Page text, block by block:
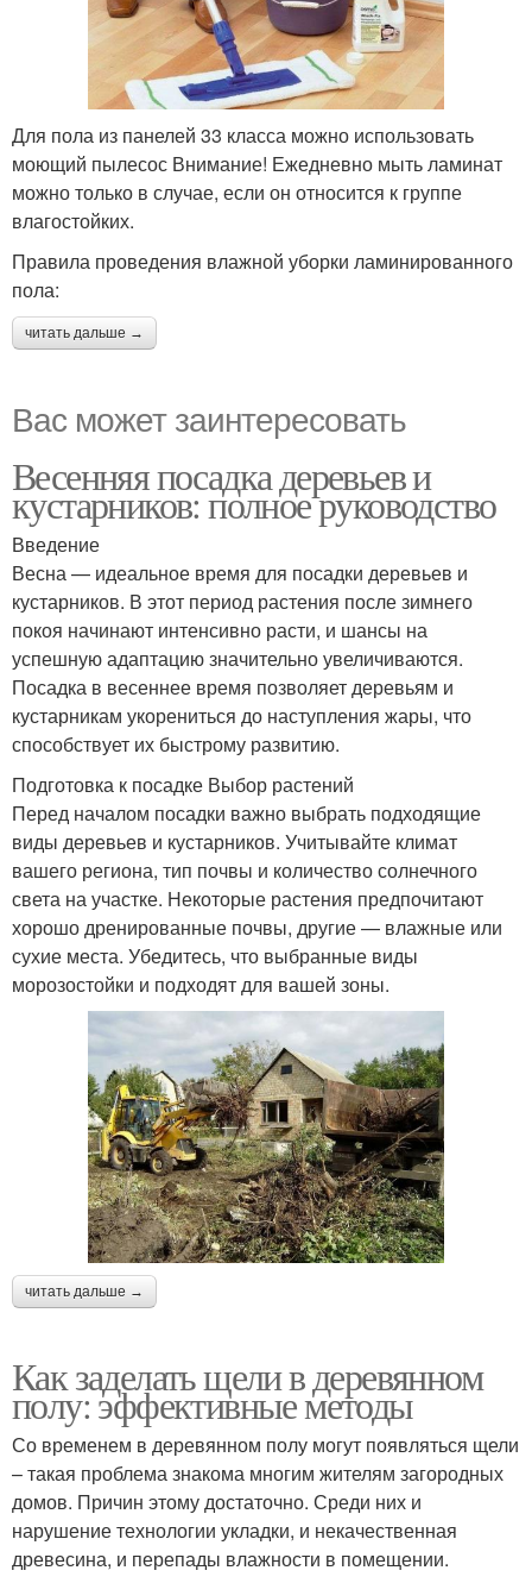
Для пола из панелей 33 класса можно использовать
моющий пылесос Внимание! Ежедневно мыть ламинат
можно только в случае, если он относится к группе
влагостойких.
Правила проведения влажной уборки ламинированного
пола:
читать дальше →
Вас может заинтересовать
Весенняя посадка деревьев и
кустарников: полное руководство
Введение
Весна — идеальное время для посадки деревьев и
кустарников. В этот период растения после зимнего
покоя начинают интенсивно расти, и шансы на
успешную адаптацию значительно увеличиваются.
Посадка в весеннее время позволяет деревьям и
кустарникам укорениться до наступления жары, что
способствует их быстрому развитию.
Подготовка к посадке Выбор растений
Перед началом посадки важно выбрать подходящие
виды деревьев и кустарников. Учитывайте климат
вашего региона, тип почвы и количество солнечного
света на участке. Некоторые растения предпочитают
хорошо дренированные почвы, другие — влажные или
сухие места. Убедитесь, что выбранные виды
морозостойки и подходят для вашей зоны.
читать дальше →
Как заделать щели в деревянном
полу: эффективные методы
Со временем в деревянном полу могут появляться щели
– такая проблема знакома многим жителям загородных
домов. Причин этому достаточно. Среди них и
нарушение технологии укладки, и некачественная
древесина, и перепады влажности в помещении.